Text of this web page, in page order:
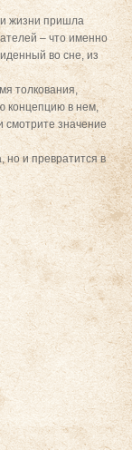
жизни пришла
– что именно
во сне, из
толкования,
концепцию в нем,
смотрите значение
но и превратится в